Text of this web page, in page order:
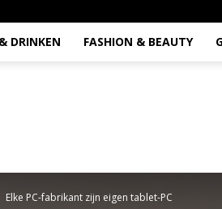
DRINKEN FASHION & BEAUTY
Elke PC-fabrikant zijn eigen tablet-PC